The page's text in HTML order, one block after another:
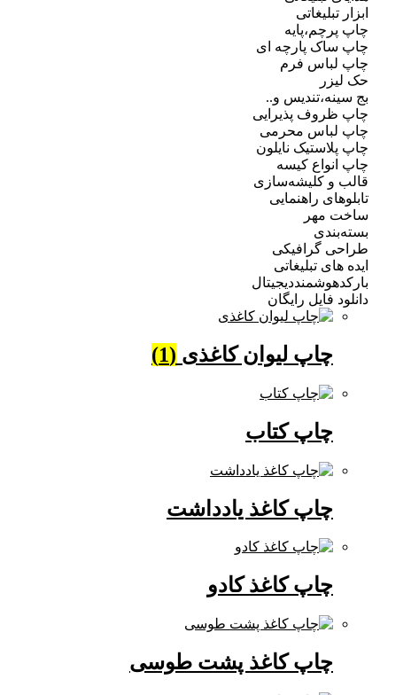
ابزار تبلیغاتی
چاپ پرچم،پایه
چاپ ساک پارچه ای
چاپ لباس فرم
حک لیزر
بج سینه،تندیس و..
چاپ ظروف پذیرایی
چاپ لباس محرمی
چاپ پلاستیک نایلون
چاپ انواع کیسه
قالب و کلیشه‌سازی
تابلوهای راهنمایی
ساخت مهر
بسته‌بندی
طراحی گرافیکی
ایده های تبلیغاتی
بارکدهوشمنددیجیتال
دانلود فایل رایگان
چاپ لیوان کاغذی (1)
چاپ کتاب
چاپ کاغذ یادداشت
چاپ کاغذ کادو
چاپ کاغذ پشت طوسی